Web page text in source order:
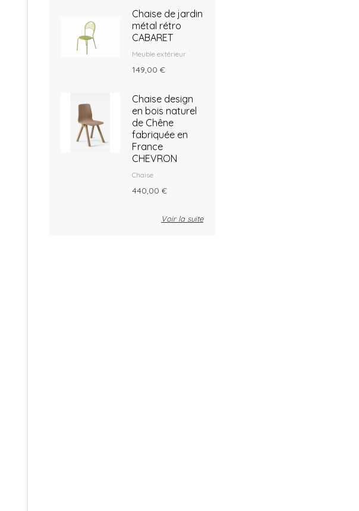
Chaise de jardin
métal rétro
CABARET
Meuble extérieur
149,00 €
Chaise design
en bois naturel
de Chêne
fabriquée en
France
CHEVRON
Chaise
440,00 €
Voir la suite